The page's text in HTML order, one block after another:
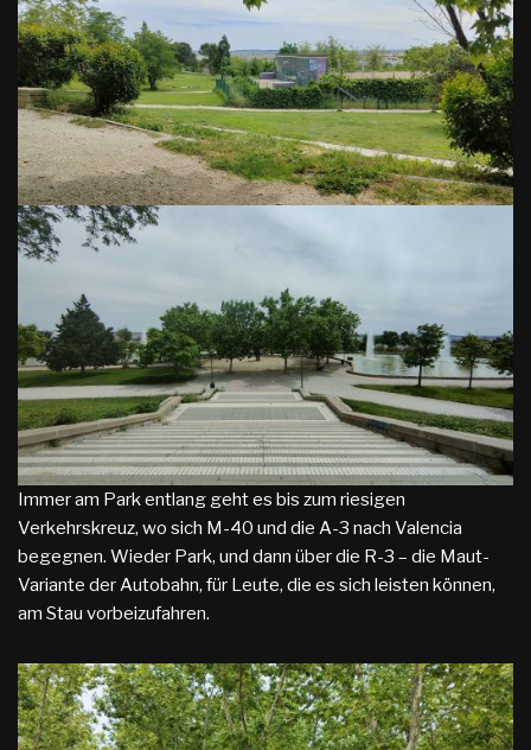
Immer am Park entlang geht es bis zum riesigen
Verkehrskreuz, wo sich M-40 und die A-3 nach Valencia
begegnen. Wieder Park, und dann über die R-3 – die Maut-
Variante der Autobahn, für Leute, die es sich leisten können,
am Stau vorbeizufahren.